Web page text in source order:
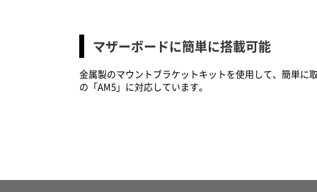
マザーボードに簡単に搭載可能
金属製のマウントブラケットキットを使用して、簡単に
の「AM5」に対応しています。